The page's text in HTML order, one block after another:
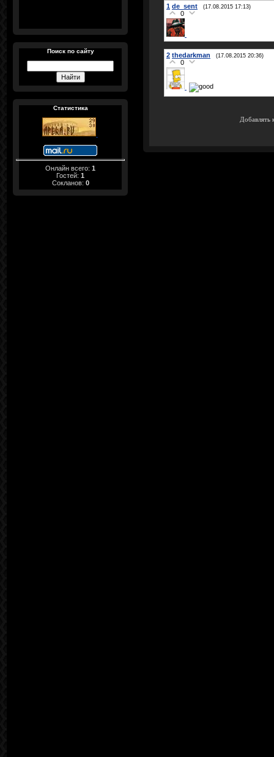
Поиск по сайту
Статистика
Онлайн всего: 1
Гостей: 1
Сокланов: 0
1 de_sent (17.08.2015 17:13)
0
2 thedarkman (17.08.2015 20:36)
0
Добавлять